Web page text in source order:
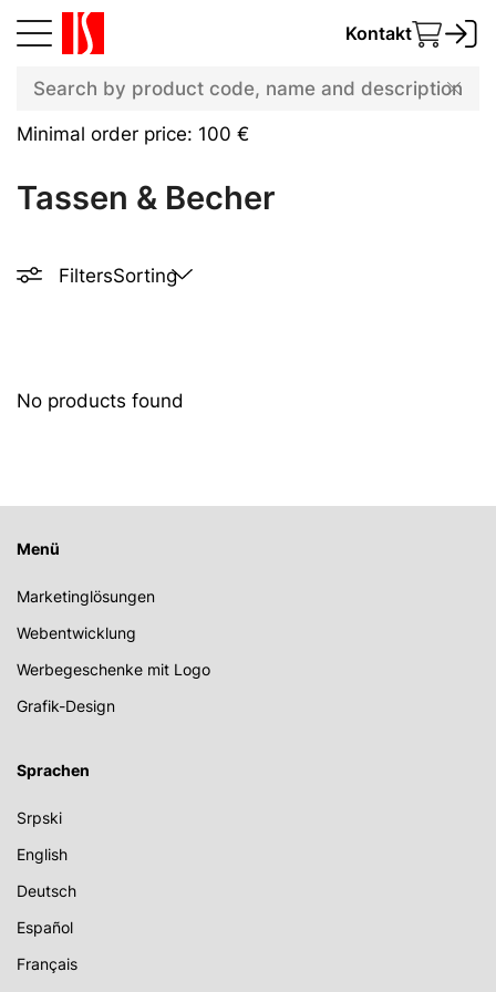
Kontakt
Minimal order price: 100 €
Tassen & Becher
FiltersSorting
No products found
Menü
Marketinglösungen
Webentwicklung
Werbegeschenke mit Logo
Grafik-Design
Sprachen
Srpski
English
Deutsch
Español
Français